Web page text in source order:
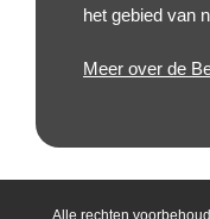
het gebied van
Meer over de
Alle rechten